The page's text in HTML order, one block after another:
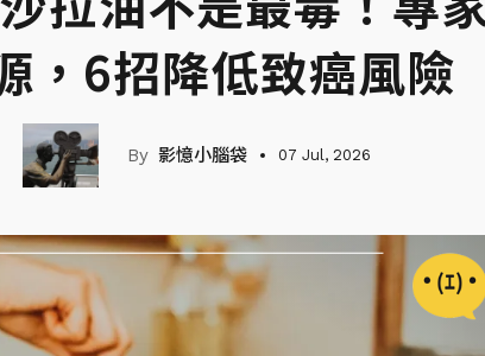
，6招降低致癌風險
影憶小腦袋 07 Jul, 2026